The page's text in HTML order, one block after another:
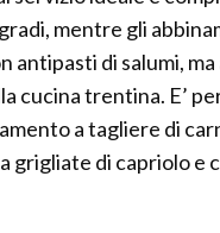
mentre gli
antipasti di salumi, ma
cucina trentina. E’
a tagliere di
grigliate di capriolo e